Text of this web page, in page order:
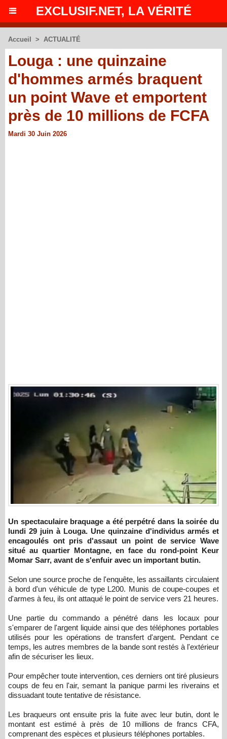
EXCLUSIF.NET, LA VÉRITÉ
Accueil > ACTUALITÉ
Louga : une quinzaine
d'hommes armés braquent
un point Wave et emportent
près de 10 millions de FCFA
Mardi 30 Juin 2026
Un spectaculaire braquage a été perpétré dans la soirée du
lundi 29 juin à Louga. Une quinzaine d'individus armés et
encagoulés ont pris d'assaut un point de service Wave
situé au quartier Montagne, en face du rond-point Keur
Momar Sarr, avant de s'enfuir avec un important butin.
Selon une source proche de l'enquête, les assaillants circulaient
à bord d'un véhicule de type L200. Munis de coupe-coupes et
d'armes à feu, ils ont attaqué le point de service vers 21 heures.
Une partie du commando a pénétré dans les locaux pour
s'emparer de l'argent liquide ainsi que des téléphones portables
utilisés pour les opérations de transfert d'argent. Pendant ce
temps, les autres membres de la bande sont restés à l'extérieur
afin de sécuriser les lieux.
Pour empêcher toute intervention, ces derniers ont tiré plusieurs
coups de feu en l'air, semant la panique parmi les riverains et
dissuadant toute tentative de résistance.
Les braqueurs ont ensuite pris la fuite avec leur butin, dont le
montant est estimé à près de 10 millions de francs CFA,
comprenant des espèces et plusieurs téléphones portables.